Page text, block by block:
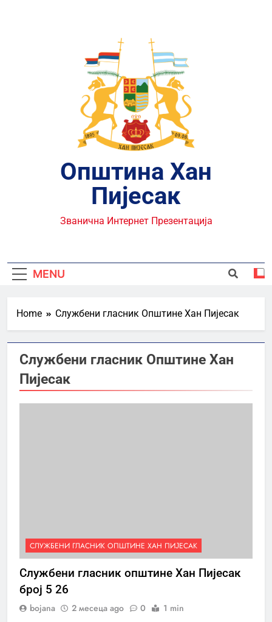
Општина Хан
Пијесак
Званична Интернет Презентација
MENU
Home Службени гласник Општине Хан Пијесак
Службени гласник Општине Хан
Пијесак
СЛУЖБЕНИ ГЛАСНИК ОПШТИНЕ ХАН ПИЈЕСАК
Службени гласник општине Хан Пијесак
број 5 26
bojana 2 месеца ago 0 1 min